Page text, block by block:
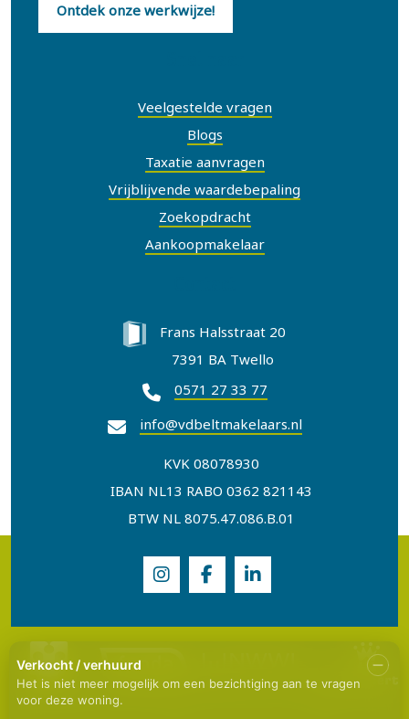
Ontdek onze werkwijze!
Veelgestelde vragen
Blogs
Taxatie aanvragen
Vrijblijvende waardebepaling
Zoekopdracht
Aankoopmakelaar
Frans Halsstraat 20
7391 BA Twello
0571 27 33 77
info@vdbeltmakelaars.nl
KVK 08078930
IBAN NL13 RABO 0362 821143
BTW NL 8075.47.086.B.01